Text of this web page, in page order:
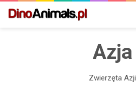
Azja
Zwierzęta Azji